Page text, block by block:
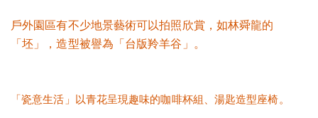
戶外園區有不少地景藝術可以拍照欣賞，如林舜龍的
「坯」，造型被譽為「台版羚羊谷」。
「瓷意生活」以青花呈現趣味的咖啡杯組、湯匙造型座椅。